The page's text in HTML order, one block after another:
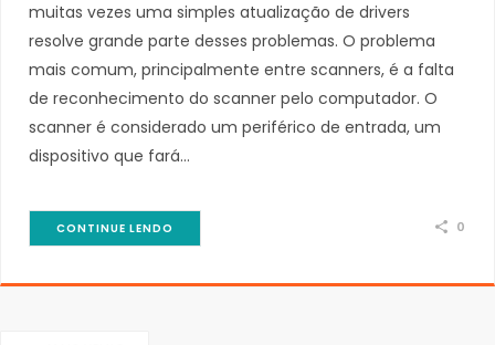
muitas vezes uma simples atualização de drivers
resolve grande parte desses problemas. O problema
mais comum, principalmente entre scanners, é a falta
de reconhecimento do scanner pelo computador. O
scanner é considerado um periférico de entrada, um
dispositivo que fará…
CONTINUE LENDO 0